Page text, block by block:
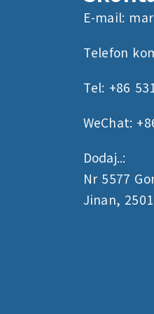
E-mail:
Telefon
Tel: +86
WeChat:
Dodaj..:
Nr 5577
Jinan,